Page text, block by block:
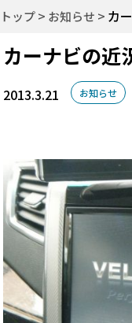
トップ お知らせ カ
カーナビの近
2013.3.21 お知らせ